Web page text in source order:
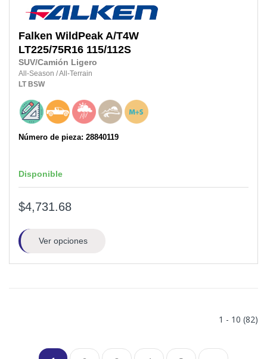
Falken WildPeak A/T4W
LT225/75R16 115/112S
SUV/Camión Ligero
All-Season /All-Terrain
LT BSW
Número de pieza: 28840119
Disponible
$4,731.68
Ver opciones
1 - 10 (82)